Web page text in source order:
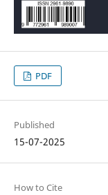
PDF
Published
15-07-2025
How to Cite